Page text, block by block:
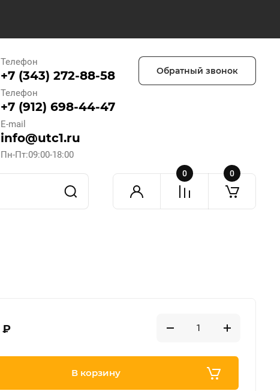
Телефон
+7 (343) 272-88-58
Телефон
+7 (912) 698-44-47
E-mail
info@utc1.ru
Пн-Пт:09:00-18:00
Обратный звонок
0 0
₽
В корзину